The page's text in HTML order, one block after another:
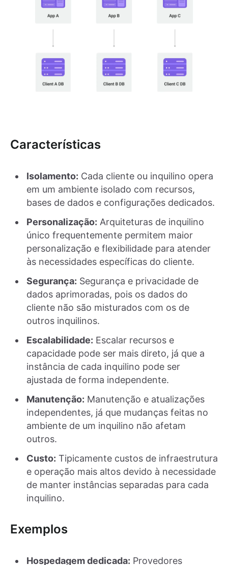
Características
Isolamento: Cada cliente ou inquilino opera
em um ambiente isolado com recursos,
bases de dados e configurações dedicados.
Personalização: Arquiteturas de inquilino
único frequentemente permitem maior
personalização e flexibilidade para atender
às necessidades específicas do cliente.
Segurança: Segurança e privacidade de
dados aprimoradas, pois os dados do
cliente não são misturados com os de
outros inquilinos.
Escalabilidade: Escalar recursos e
capacidade pode ser mais direto, já que a
instância de cada inquilino pode ser
ajustada de forma independente.
Manutenção: Manutenção e atualizações
independentes, já que mudanças feitas no
ambiente de um inquilino não afetam
outros.
Custo: Tipicamente custos de infraestrutura
e operação mais altos devido à necessidade
de manter instâncias separadas para cada
inquilino.
Exemplos
Hospedagem dedicada: Provedores